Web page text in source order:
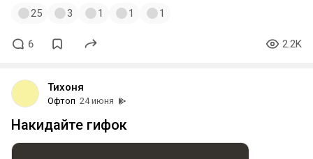
25 3 1 1 1
6 2.2K
Тихоня
Офтоп 24 июня
Накидайте гифок